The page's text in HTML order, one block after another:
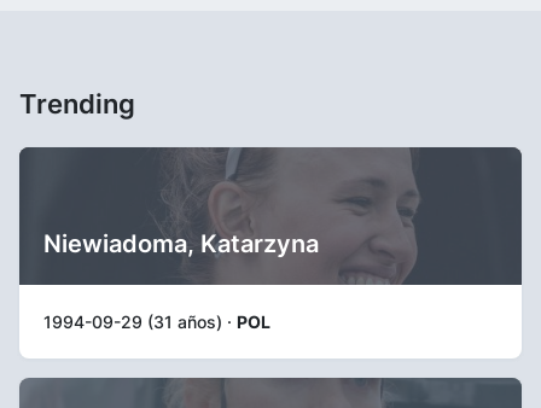
Trending
Niewiadoma, Katarzyna
1994-09-29 (31 años) · POL